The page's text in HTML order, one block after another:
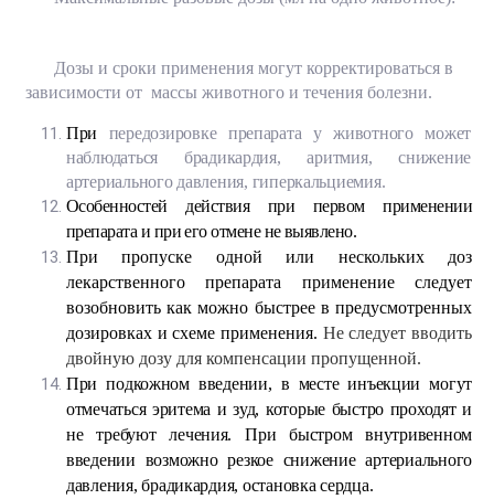
Дозы и сроки применения могут корректироваться в
зависимости от массы животного и течения болезни.
При передозировке препарата у животного может
наблюдаться брадикардия, аритмия, снижение
артериального давления, гиперкальциемия.
Особенностей действия при первом применении
препарата и при его отмене не выявлено.
При пропуске одной или нескольких доз
лекарственного препарата применение следует
возобновить как можно быстрее в предусмотренных
дозировках и схеме применения. Не следует вводить
двойную дозу для компенсации пропущенной.
При подкожном введении, в месте инъекции могут
отмечаться эритема и зуд, которые быстро проходят и
не требуют лечения. При быстром внутривенном
введении возможно резкое снижение артериального
давления, брадикардия, остановка сердца.